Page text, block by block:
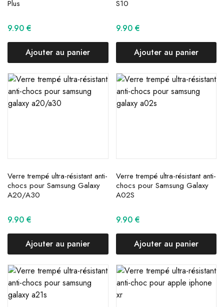
Plus
9.90 €
Ajouter au panier
S10
9.90 €
Ajouter au panier
Verre trempé ultra-résistant anti-
chocs pour Samsung Galaxy
A20/A30
9.90 €
Ajouter au panier
Verre trempé ultra-résistant anti-
chocs pour Samsung Galaxy
A02S
9.90 €
Ajouter au panier